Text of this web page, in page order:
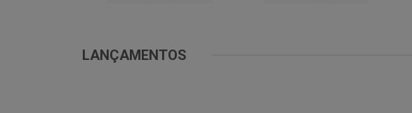
LANÇAMENTOS